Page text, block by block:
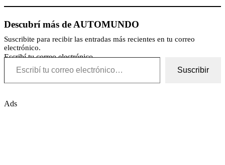
Descubrí más de AUTOMUNDO
Suscribite para recibir las entradas más recientes en tu correo
electrónico.
Escribí tu correo electrónico…
Suscribir
Ads